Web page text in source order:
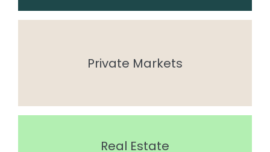
Private Markets
Real Estate